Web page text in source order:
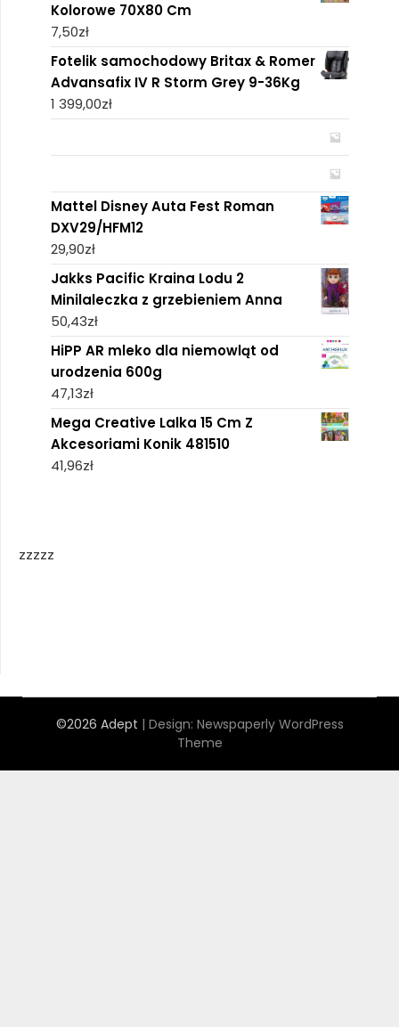
Kolorowe 70X80 Cm
7,50zł
Fotelik samochodowy Britax & Romer
Advansafix IV R Storm Grey 9-36Kg
1 399,00zł
Mattel Disney Auta Fest Roman
DXV29/HFM12
29,90zł
Jakks Pacific Kraina Lodu 2
Minilaleczka z grzebieniem Anna
50,43zł
HiPP AR mleko dla niemowląt od
urodzenia 600g
47,13zł
Mega Creative Lalka 15 Cm Z
Akcesoriami Konik 481510
41,96zł
zzzzz
©2026 Adept | Design: Newspaperly WordPress
Theme